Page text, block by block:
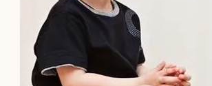
Solicita cita